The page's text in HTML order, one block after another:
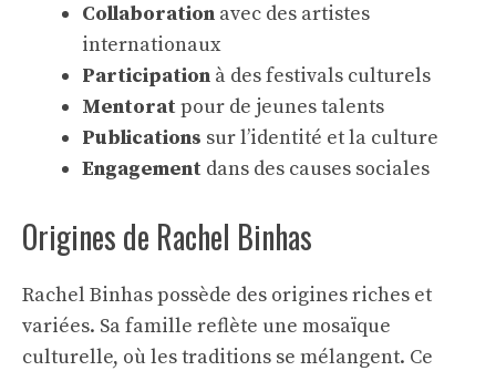
Collaboration avec des artistes
internationaux
Participation à des festivals culturels
Mentorat pour de jeunes talents
Publications sur l’identité et la culture
Engagement dans des causes sociales
Origines de Rachel Binhas
Rachel Binhas possède des origines riches et
variées. Sa famille reflète une mosaïque
culturelle, où les traditions se mélangent. Ce